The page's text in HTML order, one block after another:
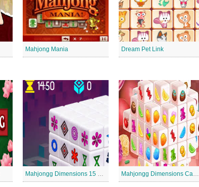
Mahjong Mania Dream Pet Link
Mahjongg Dimensions 15 Minuten Mahjongg Dimensions Candy 640 Sekunden